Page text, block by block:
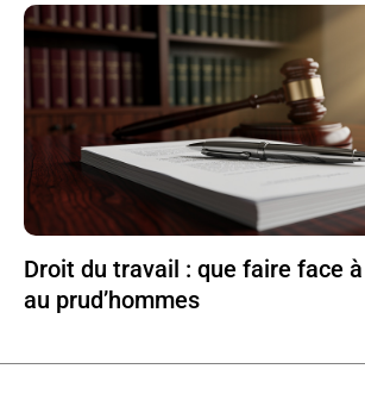
Droit du travail : que faire face
au prud’hommes